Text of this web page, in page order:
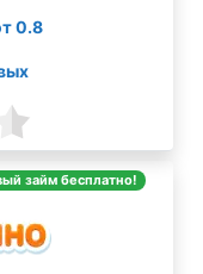
0.8
займ бесплатно!